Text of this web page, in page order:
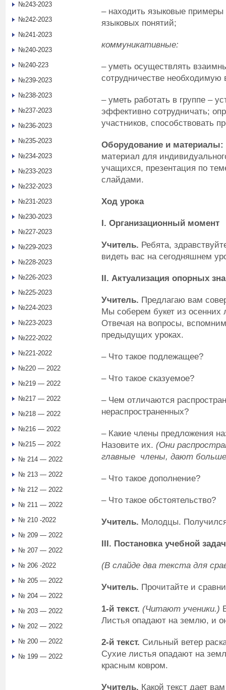
– находить языковые
языковых понятий;
коммуникативные:
– уметь осуществлять
сотрудничестве
– уметь работать в группе –
эффективно сотрудничать;
участников, способствовать
Оборудование и материалы:
материал для
учащихся, презентация по
слайдами.
Ход урока
I. Организационный момент
Учитель. Ребята,
видеть вас на сегодняшнем
II. Актуализация опорных
Учитель. Предлагаю вам
Мы соберем букет из осенних
Отвечая на вопросы,
предыдущих уроках.
– Что такое подлежащее?
– Что такое сказуемое?
– Чем отличаются
нераспроcтраненных?
– Какие члены предложения
Назовите их. (Они
главные члены, дают
– Что такое дополнение?
– Что такое обстоятельство?
Учитель. Молодцы. Получился
III. Постановка учебной
(В слайде два текста для
Учитель. Прочитайте и
1-й текст. (Читают ученики.)
Листья опадают на землю, и
2-й текст. Сильный ветер
Сухие листья опадают на
красным ковром.
Учитель. Какой текст дает
№243-2023
№242-2023
№241-2023
№240-2023
№240-223
№239-2023
№238-2023
№237-2023
№236-2023
№235-2023
№234-2023
№233-2023
№232-2023
№231-2023
№230-2023
№227-2023
№229-2023
№228-2023
№226-2023
№225-2023
№224-2023
№223-2023
№222-2022
№221-2022
№220 — 2022
№219 — 2022
№217 — 2022
№218 — 2022
№216 — 2022
№215 — 2022
№ 214 — 2022
№ 213 — 2022
№ 212 — 2022
№ 211 — 2022
№ 210 -2022
№ 209 — 2022
№ 207 — 2022
№ 206 -2022
№ 205 — 2022
№ 204 — 2022
№ 203 — 2022
№ 202 — 2022
№ 200 — 2022
№ 199 — 2022